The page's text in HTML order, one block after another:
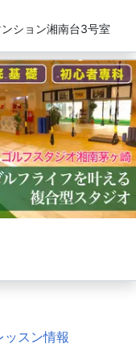
ション湘南台3号室
スン情報